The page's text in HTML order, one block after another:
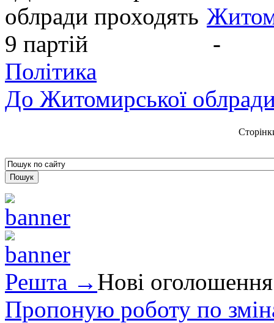
-
Політика
До Житомирської
Решта → Нові оголошення
Пропоную роботу по